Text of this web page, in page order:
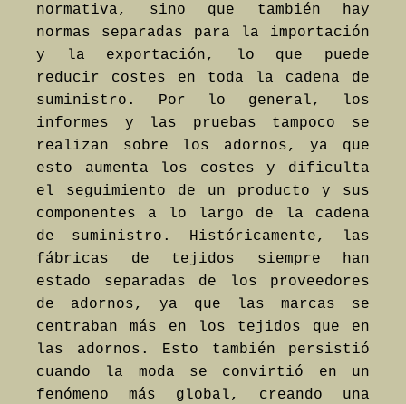
normativa, sino que también hay
normas separadas para la importación
y la exportación, lo que puede
reducir costes en toda la cadena de
suministro. Por lo general, los
informes y las pruebas tampoco se
realizan sobre los adornos, ya que
esto aumenta los costes y dificulta
el seguimiento de un producto y sus
componentes a lo largo de la cadena
de suministro. Históricamente, las
fábricas de tejidos siempre han
estado separadas de los proveedores
de adornos, ya que las marcas se
centraban más en los tejidos que en
las adornos. Esto también persistió
cuando la moda se convirtió en un
fenómeno más global, creando una